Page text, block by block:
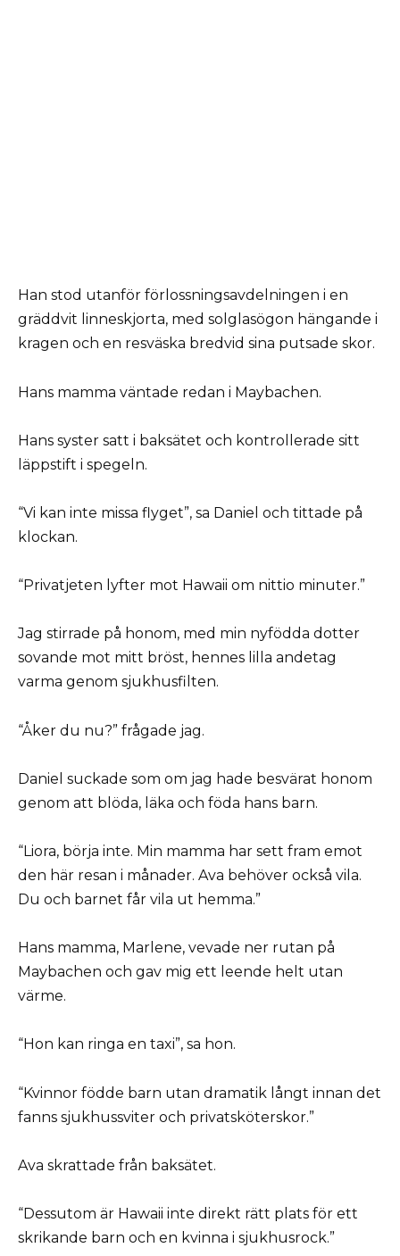
Han stod utanför förlossningsavdelningen i en
gräddvit linneskjorta, med solglasögon hängande i
kragen och en resväska bredvid sina putsade skor.
Hans mamma väntade redan i Maybachen.
Hans syster satt i baksätet och kontrollerade sitt
läppstift i spegeln.
“Vi kan inte missa flyget”, sa Daniel och tittade på
klockan.
“Privatjeten lyfter mot Hawaii om nittio minuter.”
Jag stirrade på honom, med min nyfödda dotter
sovande mot mitt bröst, hennes lilla andetag
varma genom sjukhusfilten.
“Åker du nu?” frågade jag.
Daniel suckade som om jag hade besvärat honom
genom att blöda, läka och föda hans barn.
“Liora, börja inte. Min mamma har sett fram emot
den här resan i månader. Ava behöver också vila.
Du och barnet får vila ut hemma.”
Hans mamma, Marlene, vevade ner rutan på
Maybachen och gav mig ett leende helt utan
värme.
“Hon kan ringa en taxi”, sa hon.
“Kvinnor födde barn utan dramatik långt innan det
fanns sjukhussviter och privatsköterskor.”
Ava skrattade från baksätet.
“Dessutom är Hawaii inte direkt rätt plats för ett
skrikande barn och en kvinna i sjukhusrock.”